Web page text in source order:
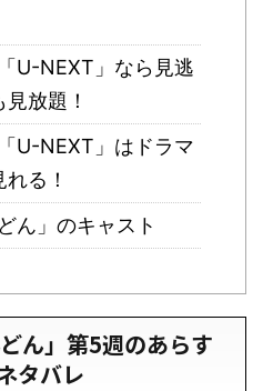
U-NEXT」なら見逃
放題！
U-NEXT」はドラマ
る！
ん」のキャスト
ん」第5週のあらす
タバレ